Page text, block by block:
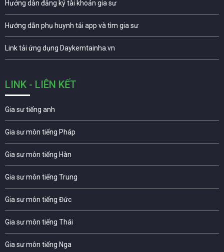
Hướng dẫn đăng ký tài khoản gia sư
Hướng dẫn phụ huynh tải app và tìm gia sư
Link tải ứng dụng Daykemtainha.vn
LINK - LIÊN KẾT
Gia sư tiếng anh
Gia sư môn tiếng Pháp
Gia sư môn tiếng Hàn
Gia sư môn tiếng Trung
Gia sư môn tiếng Đức
Gia sư môn tiếng Thái
Gia sư môn tiếng Nga